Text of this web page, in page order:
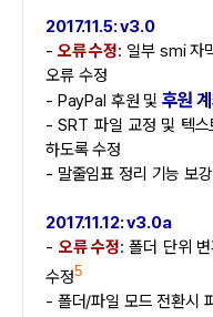
2017.11.5: v3.0
- 오류 수정: 일부 smi 자
오류 수정
- PayPal 후원 및 후원
- SRT 파일 교정 및 텍
하도록 수정
- 말줄임표 정리 기능 보강
2017.11.12: v3.0a
오류 수정: 폴더 단위
수정5
- 폴더/파일 모드 전환시